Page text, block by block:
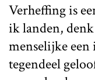
Verheffing is
ik landen,
menselijke
tegendeel